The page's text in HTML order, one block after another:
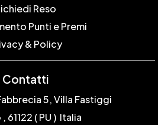
Reso
Punti e Premi
& Policy
Contatti
5, Villa Fastiggi
61122 ( PU ) Italia